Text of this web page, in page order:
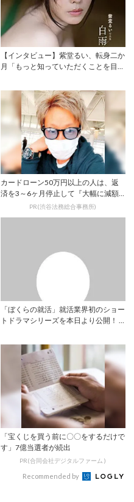
【インタビュー】紫堂るい、転身二か
月「もっと知っていただくことを目標
カードローン50万円以上の人は、返
済を3～6ヶ月停止して『大幅に減額
してから返済...PR(渋谷法務総合事務所)
「ぼくらの就活」就活業界初のショー
トドラマシリーズを本日より公開！ |
「宝くじを買う前に〇〇をするだけで
す」7億当選者が続出
PR(合同会社デジタルファーム )
Recommended by